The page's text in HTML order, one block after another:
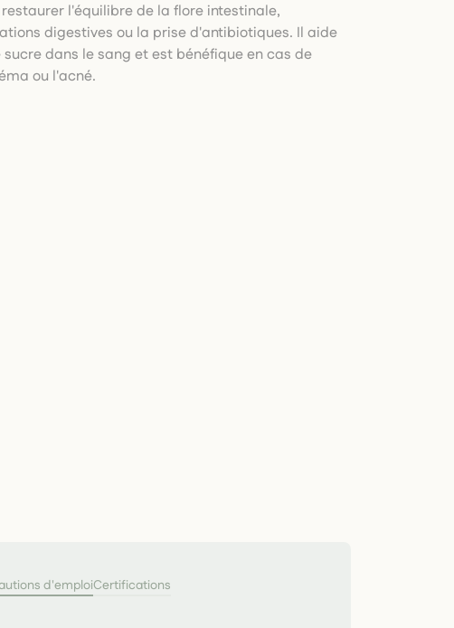
l'équilibre de la flore intestinale,
digestives ou la prise d'antibiotiques. Il aide
dans le sang et est bénéfique en cas de
ou l'acné.
d'emploiCertifications